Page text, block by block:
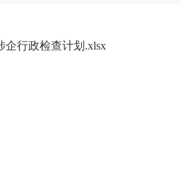
企行政检查计划.xlsx